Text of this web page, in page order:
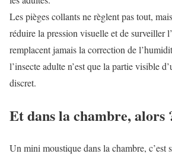
Les pièges collants ne règlent pas tout,
réduire la pression visuelle et de surveiller
remplacent jamais la correction de
l’insecte adulte n’est que la partie visible
discret.
Et dans la chambre, alors
Un mini moustique dans la chambre, c’est